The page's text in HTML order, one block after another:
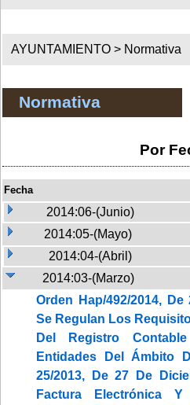
AYUNTAMIENTO > Normativa
Normativa
Por
Fecha
2014:06-(Junio)
2014:05-(Mayo)
2014:04-(Abril)
2014:03-(Marzo)
Orden Hap/492/2014,
Se Regulan Los
Del Registro
Entidades Del Ámbito
25/2013, De 27 De
Factura Electrónica